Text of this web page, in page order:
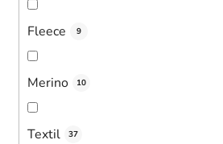
Fleece 9
Merino 10
Textil 37